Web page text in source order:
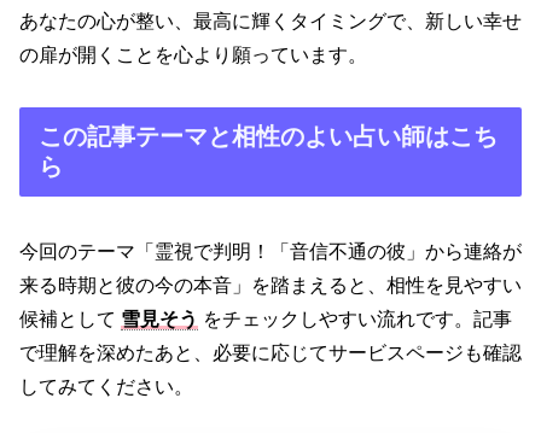
あなたの心が整い、最高に輝くタイミングで、新しい幸せ
の扉が開くことを心より願っています。
この記事テーマと相性のよい占い師はこち
ら
今回のテーマ「霊視で判明！「音信不通の彼」から連絡が
来る時期と彼の今の本音」を踏まえると、相性を見やすい
候補として 雪見そう をチェックしやすい流れです。記事
で理解を深めたあと、必要に応じてサービスページも確認
してみてください。